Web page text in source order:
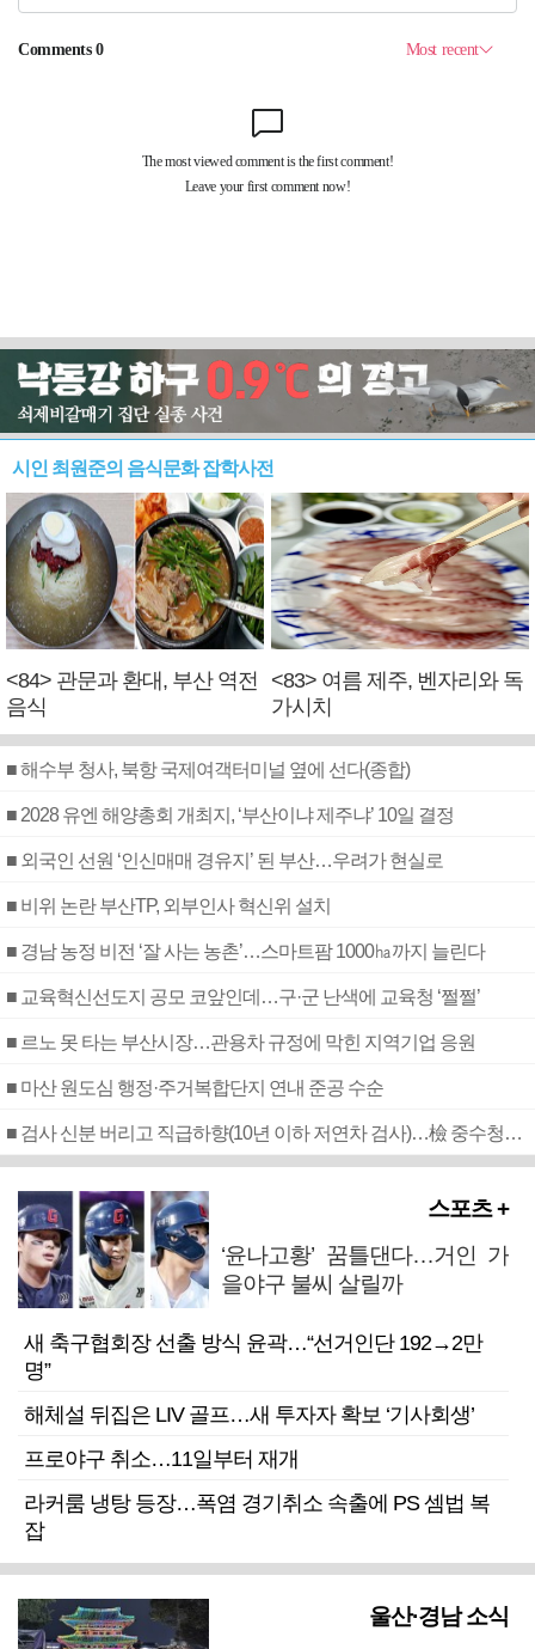
시인 최원준의 음식문화 잡학사전
<84> 관문과 환대, 부산 역전
음식
<83> 여름 제주, 벤자리와 독
가시치
■ 해수부 청사, 북항 국제여객터미널 옆에 선다(종합)
■ 2028 유엔 해양총회 개최지, ‘부산이냐 제주냐’ 10일 결정
■ 외국인 선원 ‘인신매매 경유지’ 된 부산…우려가 현실로
■ 비위 논란 부산TP, 외부인사 혁신위 설치
■ 경남 농정 비전 ‘잘 사는 농촌’…스마트팜 1000㏊까지 늘린다
■ 교육혁신선도지 공모 코앞인데…구·군 난색에 교육청 ‘쩔쩔’
■ 르노 못 타는 부산시장…관용차 규정에 막힌 지역기업 응원
■ 마산 원도심 행정·주거복합단지 연내 준공 수순
■ 검사 신분 버리고 직급하향(10년 이하 저연차 검사)…檢 중수청행 기피
스포츠 +
‘윤나고황’ 꿈틀댄다…거인 가
을야구 불씨 살릴까
새 축구협회장 선출 방식 윤곽…“선거인단 192→2만
명”
해체설 뒤집은 LIV 골프…새 투자자 확보 ‘기사회생’
프로야구 취소…11일부터 재개
라커룸 냉탕 등장…폭염 경기취소 속출에 PS 셈법 복
잡
울산·경남 소식